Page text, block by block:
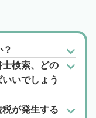
検索、どの
いでしょう
が発生する